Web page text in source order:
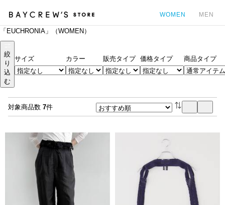
WOMEN MEN
「EUCHRONIA」（WOMEN）
絞
り
込
む
サイズ カラー 販売タイプ 価格タイプ 商品タイプ
対象商品数 7件